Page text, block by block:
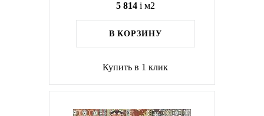
5 814 i м2
В КОРЗИНУ
Купить в 1 клик